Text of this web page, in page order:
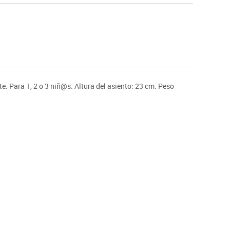
Deportes raqueta
Gimnasia rítmica
Para 1, 2 o 3 niñ@s. Altura del asiento: 23 cm. Peso